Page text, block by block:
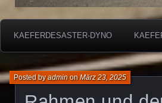
KAEFERDESASTER-DYNO
Posted byadminonMärz 23, 2025